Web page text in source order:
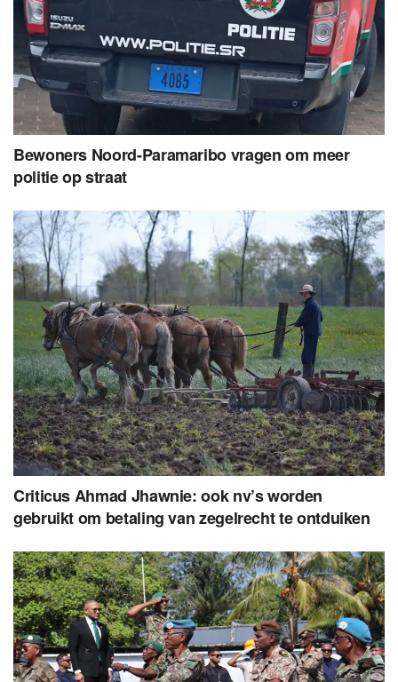
Bewoners Noord-Paramaribo vragen om meer
politie op straat
Criticus Ahmad Jhawnie: ook nv’s worden
gebruikt om betaling van zegelrecht te ontduiken